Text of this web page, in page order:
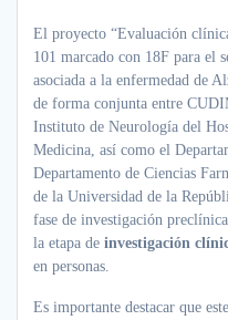
El proyecto “Evaluación
101 marcado con 18F para el
asociada a la enfermedad de
de forma conjunta entre
Instituto de Neurología del
Medicina, así como el
Departamento de Ciencias
de la Universidad de la
fase de investigación
la etapa de investigación
en personas.
Es importante destacar que